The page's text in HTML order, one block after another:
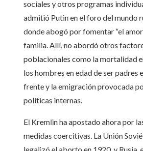
sociales y otros programas
admitió Putin en el foro del mundo
donde abogó por fomentar “el
familia. Allí, no abordó otros
poblacionales como la mortalidad
los hombres en edad de ser padres
frente y la emigración provocada
políticas internas.
El Kremlin ha apostado ahora por
medidas coercitivas. La Unión